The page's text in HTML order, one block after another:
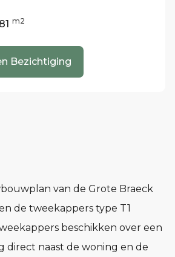
m2
Bezichtiging
van de Grote Braeck
de tweekappers type T1
beschikken over een
direct naast de woning en de